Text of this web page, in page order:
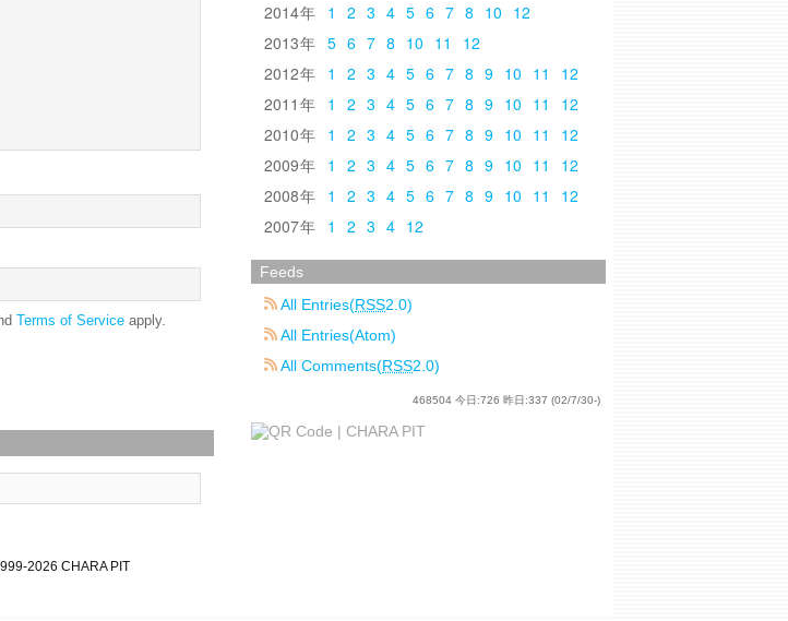
Terms of Service apply.
2014
1 2 3 4 5 6 7 8 10 12
2013
5 6 7 8 10 11
12
2012
1 2 3 4 5 6 7 8 9 10 11
12
2011
1 2 3 4 5 6 7 8 9 10 11
12
2010
1 2 3 4 5 6 7 8 9 10 11
12
2009
1 2 3 4 5 6 7 8 9 10 11
12
2008
1 2 3 4 5 6 7 8 9 10 11
12
2007
1 2 3 4 12
Feeds
All Entries(RSS2.0)
All Entries(Atom)
All Comments(RSS2.0)
468504 今日:726 昨日:337 (02/7/30-)
-2026 CHARA PIT